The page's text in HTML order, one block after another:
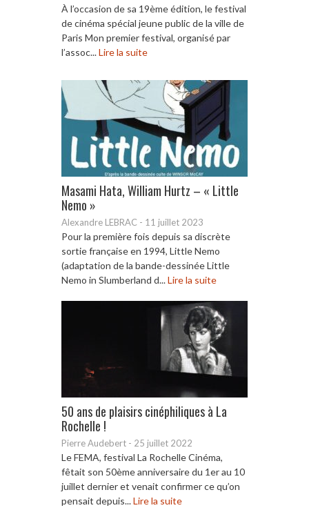
À l’occasion de sa 19ème édition, le festival
de cinéma spécial jeune public de la ville de
Paris Mon premier festival, organisé par
l’assoc...Lire la suite
Masami Hata, William Hurtz – « Little
Nemo »
Alexandre LEBRAC - 11 juillet 2023
Pour la première fois depuis sa discrète
sortie française en 1994, Little Nemo
(adaptation de la bande-dessinée Little
Nemo in Slumberland d...Lire la suite
50 ans de plaisirs cinéphiliques à La
Rochelle !
Pierre Audebert - 25 juillet 2022
Le FEMA, festival La Rochelle Cinéma,
fêtait son 50ème anniversaire du 1er au 10
juillet dernier et venait confirmer ce qu’on
pensait depuis...Lire la suite